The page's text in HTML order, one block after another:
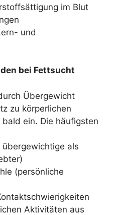
im Blut
und
bei Fettsucht
Übergewicht
zu körperlichen
ein. Die häufigsten
übergewichtige als
(persönliche
Aktivitäten aus